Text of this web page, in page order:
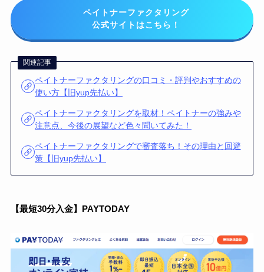
ペイトナーファクタリング
公式サイトはこちら！
関連記事
ペイトナーファクタリングの口コミ・評判やおすすめの
使い方【旧yup先払い】
ペイトナーファクタリングを取材！ペイトナーの強みや
注意点、今後の展望など色々聞いてみた！
ペイトナーファクタリングで審査落ち！その理由と回避
策【旧yup先払い】
【最短30分入金】PAYTODAY